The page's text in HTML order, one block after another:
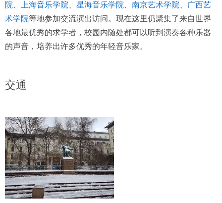
院
上海音乐学院 星海音乐学院 南京艺术学院
广西艺
术学院等地参加交流演出访问。现在这里仍聚集了来自世界
各地最优秀的求学者，校园内随处都可以听到演奏各种乐器
的声音，培养出许多优秀的年轻音乐家。
交通